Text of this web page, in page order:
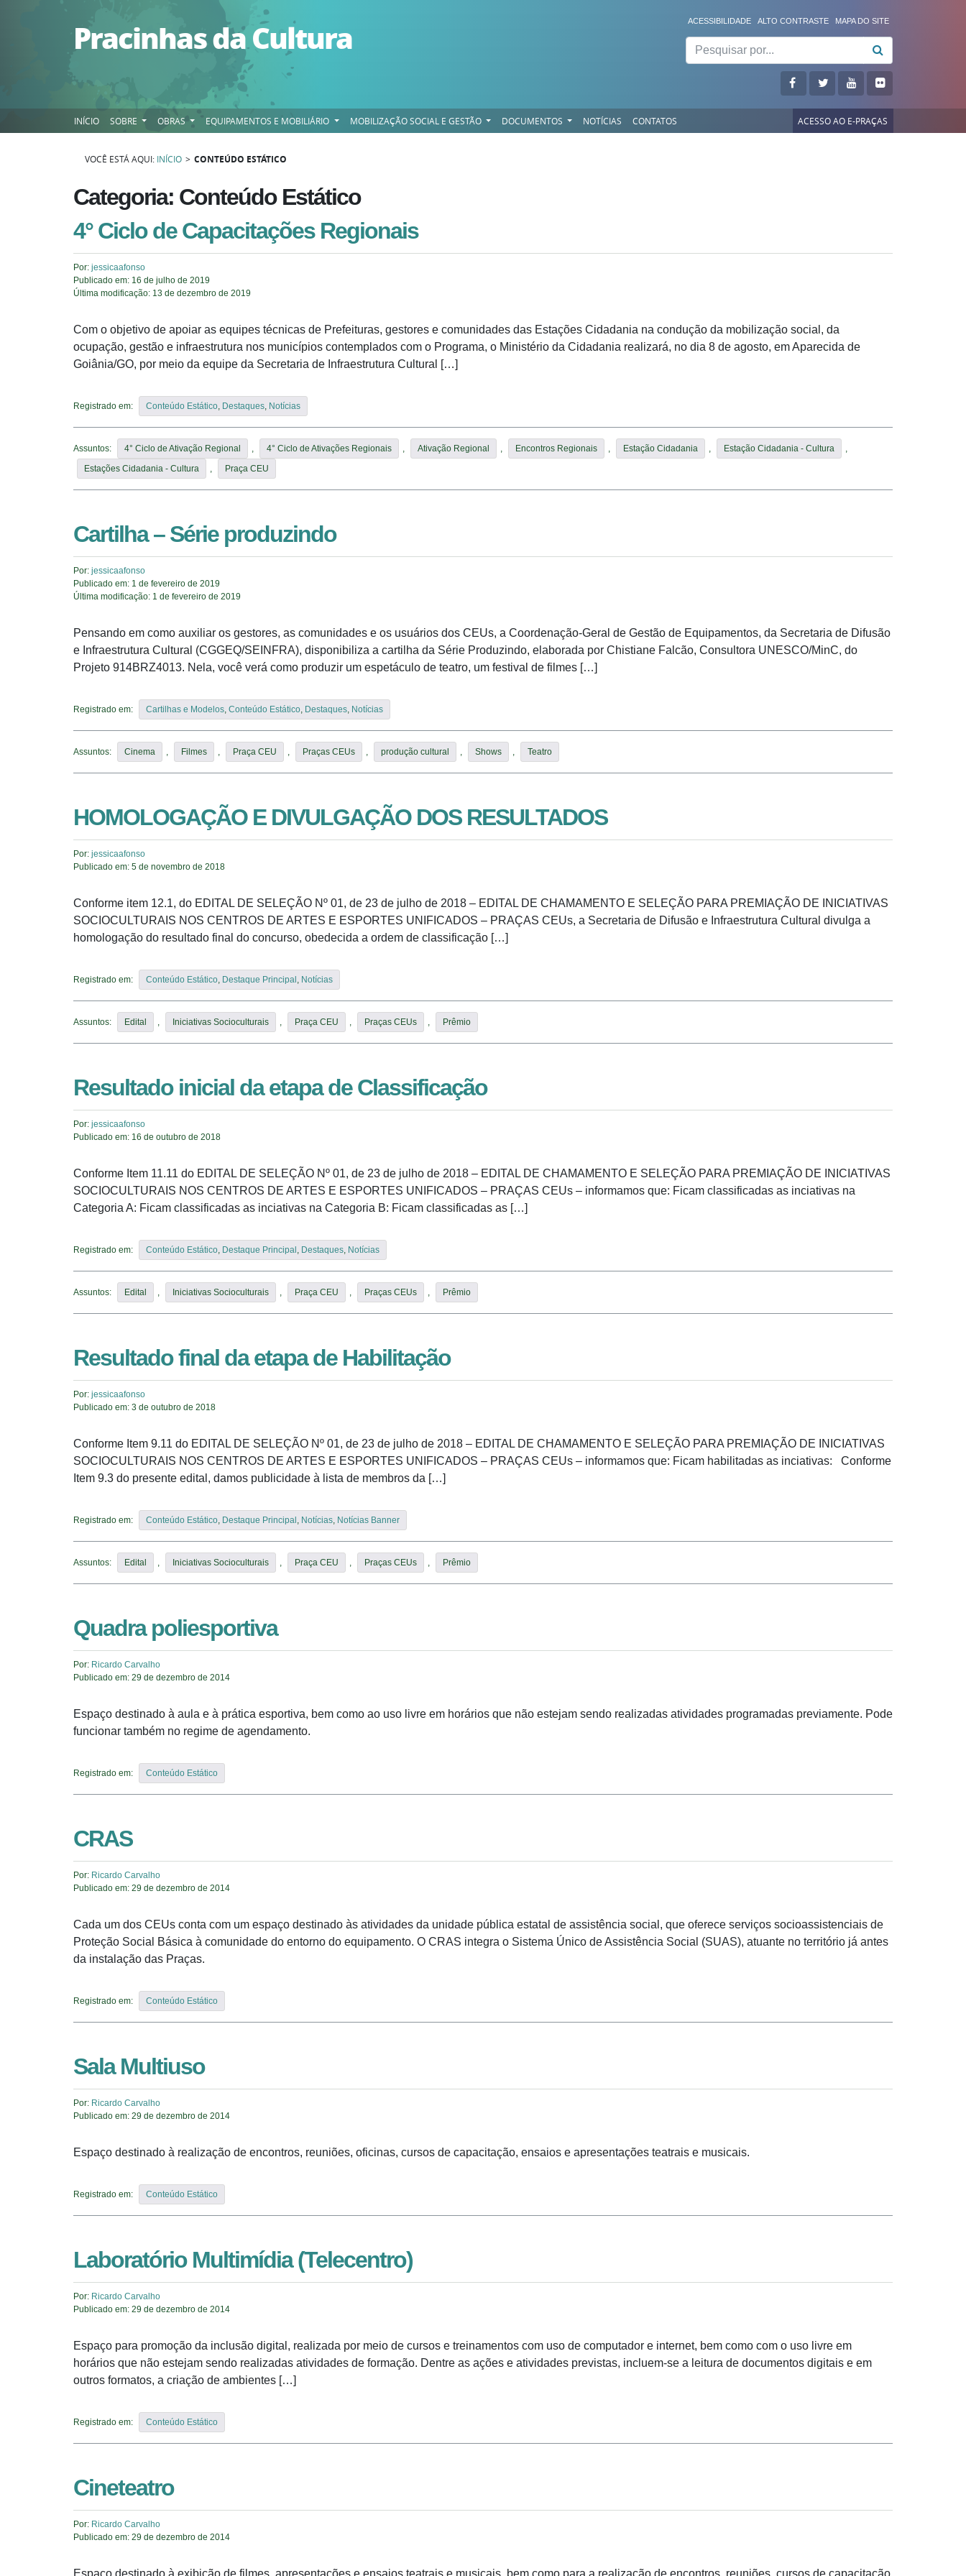
Pracinhas da Cultura ACESSIBILIDADE ALTO CONTRASTE MAPA DO SITE
INÍCIO SOBRE OBRAS EQUIPAMENTOS E MOBILIÁRIO MOBILIZAÇÃO SOCIAL E GESTÃO DOCUMENTOS NOTÍCIAS CONTATOS ACESSO AO E-PRAÇAS
VOCÊ ESTÁ AQUI: INÍCIO > CONTEÚDO ESTÁTICO
Categoria: Conteúdo Estático
4° Ciclo de Capacitações Regionais
Por: jessicaafonso
Publicado em: 16 de julho de 2019
Última modificação: 13 de dezembro de 2019
Com o objetivo de apoiar as equipes técnicas de Prefeituras, gestores e comunidades das Estações Cidadania na condução da mobilização social, da
ocupação, gestão e infraestrutura nos municípios contemplados com o Programa, o Ministério da Cidadania realizará, no dia 8 de agosto, em Aparecida de
Goiânia/GO, por meio da equipe da Secretaria de Infraestrutura Cultural […]
Registrado em: Conteúdo Estático, Destaques, Notícias
Assuntos: 4° Ciclo de Ativação Regional , 4° Ciclo de Ativações Regionais , Ativação Regional , Encontros Regionais , Estação Cidadania , Estação Cidadania - Cultura
,
Estações Cidadania - Cultura
, Praça CEU
Cartilha – Série produzindo
Por: jessicaafonso
Publicado em: 1 de fevereiro de 2019
Última modificação: 1 de fevereiro de 2019
Pensando em como auxiliar os gestores, as comunidades e os usuários dos CEUs, a Coordenação-Geral de Gestão de Equipamentos, da Secretaria de Difusão
e Infraestrutura Cultural (CGGEQ/SEINFRA), disponibiliza a cartilha da Série Produzindo, elaborada por Chistiane Falcão, Consultora UNESCO/MinC, do
Projeto 914BRZ4013. Nela, você verá como produzir um espetáculo de teatro, um festival de filmes […]
Registrado em: Cartilhas e Modelos, Conteúdo Estático, Destaques, Notícias
Assuntos: Cinema , Filmes , Praça CEU , Praças CEUs , produção cultural , Shows , Teatro
HOMOLOGAÇÃO E DIVULGAÇÃO DOS RESULTADOS
Por: jessicaafonso
Publicado em: 5 de novembro de 2018
Conforme item 12.1, do EDITAL DE SELEÇÃO Nº 01, de 23 de julho de 2018 – EDITAL DE CHAMAMENTO E SELEÇÃO PARA PREMIAÇÃO DE INICIATIVAS
SOCIOCULTURAIS NOS CENTROS DE ARTES E ESPORTES UNIFICADOS – PRAÇAS CEUs, a Secretaria de Difusão e Infraestrutura Cultural divulga a
homologação do resultado final do concurso, obedecida a ordem de classificação […]
Registrado em: Conteúdo Estático, Destaque Principal , Notícias
Assuntos: Edital , Iniciativas Socioculturais , Praça CEU , Praças CEUs , Prêmio
Resultado inicial da etapa de Classificação
Por: jessicaafonso
Publicado em: 16 de outubro de 2018
Conforme Item 11.11 do EDITAL DE SELEÇÃO Nº 01, de 23 de julho de 2018 – EDITAL DE CHAMAMENTO E SELEÇÃO PARA PREMIAÇÃO DE INICIATIVAS
SOCIOCULTURAIS NOS CENTROS DE ARTES E ESPORTES UNIFICADOS – PRAÇAS CEUs – informamos que: Ficam classificadas as inciativas na
Categoria A: Ficam classificadas as inciativas na Categoria B: Ficam classificadas as […]
Registrado em: Conteúdo Estático, Destaque Principal , Destaques, Notícias
Assuntos: Edital , Iniciativas Socioculturais , Praça CEU , Praças CEUs , Prêmio
Resultado final da etapa de Habilitação
Por: jessicaafonso
Publicado em: 3 de outubro de 2018
Conforme Item 9.11 do EDITAL DE SELEÇÃO Nº 01, de 23 de julho de 2018 – EDITAL DE CHAMAMENTO E SELEÇÃO PARA PREMIAÇÃO DE INICIATIVAS
SOCIOCULTURAIS NOS CENTROS DE ARTES E ESPORTES UNIFICADOS – PRAÇAS CEUs – informamos que: Ficam habilitadas as inciativas: Conforme
Item 9.3 do presente edital, damos publicidade à lista de membros da […]
Registrado em: Conteúdo Estático, Destaque Principal , Notícias, Notícias Banner
Assuntos: Edital , Iniciativas Socioculturais , Praça CEU , Praças CEUs , Prêmio
Quadra poliesportiva
Por: Ricardo Carvalho
Publicado em: 29 de dezembro de 2014
Espaço destinado à aula e à prática esportiva, bem como ao uso livre em horários que não estejam sendo realizadas atividades programadas previamente. Pode
funcionar também no regime de agendamento.
Registrado em: Conteúdo Estático
CRAS
Por: Ricardo Carvalho
Publicado em: 29 de dezembro de 2014
Cada um dos CEUs conta com um espaço destinado às atividades da unidade pública estatal de assistência social, que oferece serviços socioassistenciais de
Proteção Social Básica à comunidade do entorno do equipamento. O CRAS integra o Sistema Único de Assistência Social (SUAS), atuante no território já antes
da instalação das Praças.
Registrado em: Conteúdo Estático
Sala Multiuso
Por: Ricardo Carvalho
Publicado em: 29 de dezembro de 2014
Espaço destinado à realização de encontros, reuniões, oficinas, cursos de capacitação, ensaios e apresentações teatrais e musicais.
Registrado em: Conteúdo Estático
Laboratório Multimídia (Telecentro)
Por: Ricardo Carvalho
Publicado em: 29 de dezembro de 2014
Espaço para promoção da inclusão digital, realizada por meio de cursos e treinamentos com uso de computador e internet, bem como com o uso livre em
horários que não estejam sendo realizadas atividades de formação. Dentre as ações e atividades previstas, incluem-se a leitura de documentos digitais e em
outros formatos, a criação de ambientes […]
Registrado em: Conteúdo Estático
Cineteatro
Por: Ricardo Carvalho
Publicado em: 29 de dezembro de 2014
Espaço destinado à exibição de filmes, apresentações e ensaios teatrais e musicais, bem como para a realização de encontros, reuniões, cursos de capacitação